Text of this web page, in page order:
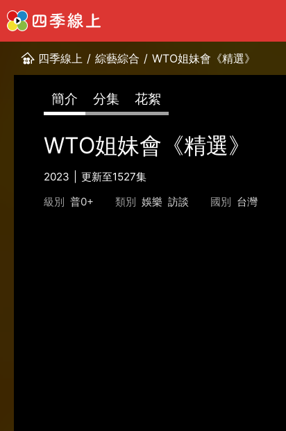
四季線上 / 綜藝綜合 / WTO姐妹會《精選》
簡介 分集 花絮
WTO姐妹會《精選》
2023
更新至1527集
級別 普0+ 類別 娛樂 訪談 國別 台灣